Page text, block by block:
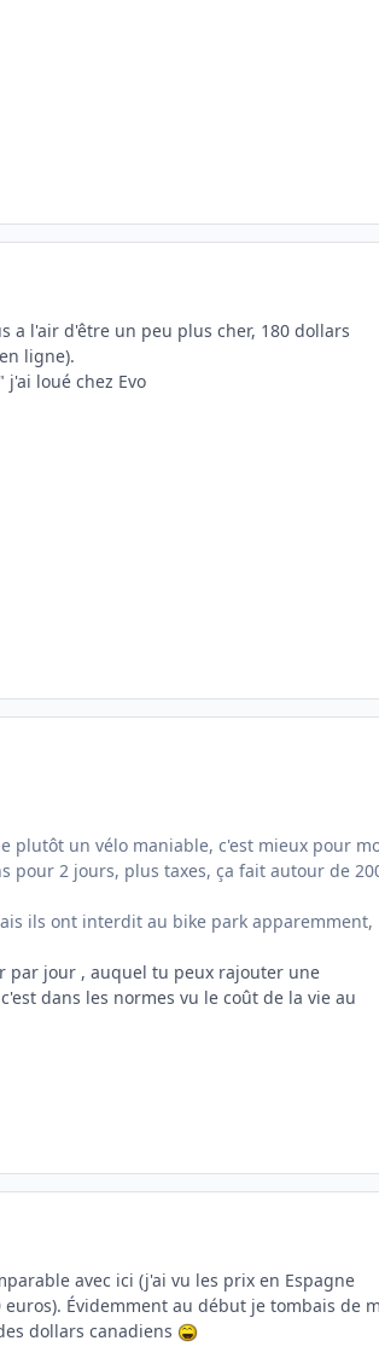
a l'air d'être un peu plus cher, 180 dollars
ligne).
loué chez Evo
plutôt un vélo maniable, c'est mieux pour
pour 2 jours, plus taxes, ça fait autour de
ils ont interdit au bike park apparemment,
par jour , auquel tu peux rajouter une
dans les normes vu le coût de la vie au
avec ici (j'ai vu les prix en Espagne
Évidemment au début je tombais de
dollars canadiens